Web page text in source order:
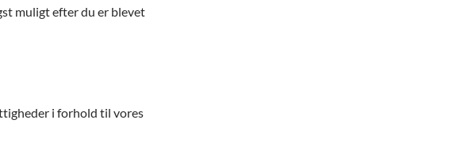
muligt efter du er blevet
i forhold til vores